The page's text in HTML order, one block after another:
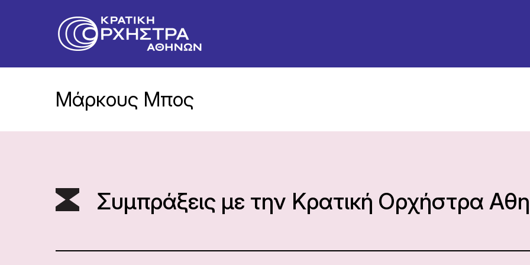
Μάρκους Μπος
Συμπράξεις με την Κρατική Ορχήστρα